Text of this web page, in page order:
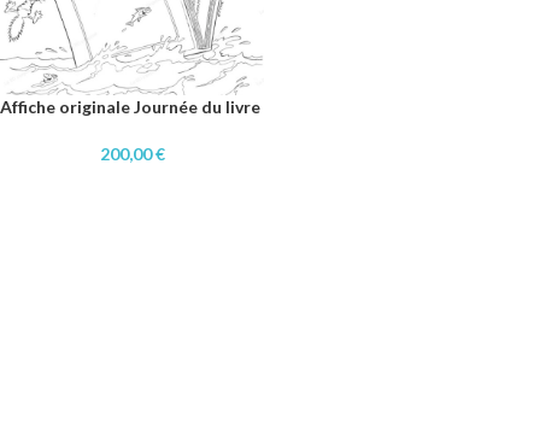
Affiche originale Journée du livre
200,00€